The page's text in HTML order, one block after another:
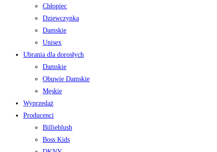
Chłopiec
Dziewczynka
Damskie
Unisex
Ubrania dla dorosłych
Damskie
Obuwie Damskie
Męskie
Wyprzedaż
Producenci
Billieblush
Boss Kids